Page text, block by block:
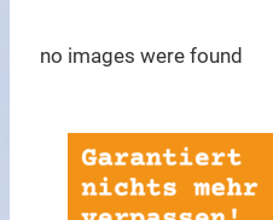
no images were found